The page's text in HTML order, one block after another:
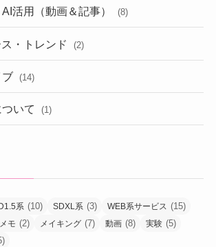
活用（動画＆記事） (8)
・トレンド (2)
(14)
いて (1)
系 (10) SDXL系 (3) WEB系サービス (15)
モ (2) メイキング (7) 動画 (8) 実験 (5)